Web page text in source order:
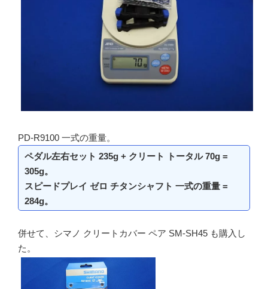
PD-R9100 一式の重量。
ペダル左右セット 235g + クリート トータル 70g =
305g。
スピードプレイ ゼロ チタンシャフト 一式の重量 =
284g。
併せて、シマノ クリートカバー ペア SM-SH45 も購入し
た。